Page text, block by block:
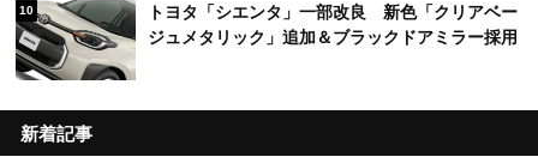
10
トヨタ「シエンタ」一部改良 新色「クリアベー
ジュメタリック」追加＆ブラックドアミラー採用
新着記事